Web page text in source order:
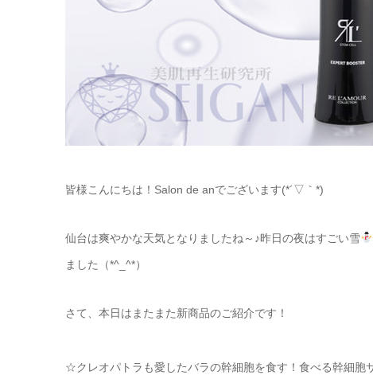
皆様こんにちは！Salon de anでございます(*´▽｀*)
仙台は爽やかな天気となりましたね～♪昨日の夜はすごい雪
ました（*^_^*）
さて、本日はまたまた新商品のご紹介です！
☆クレオパトラも愛したバラの幹細胞を食す！食べる幹細胞